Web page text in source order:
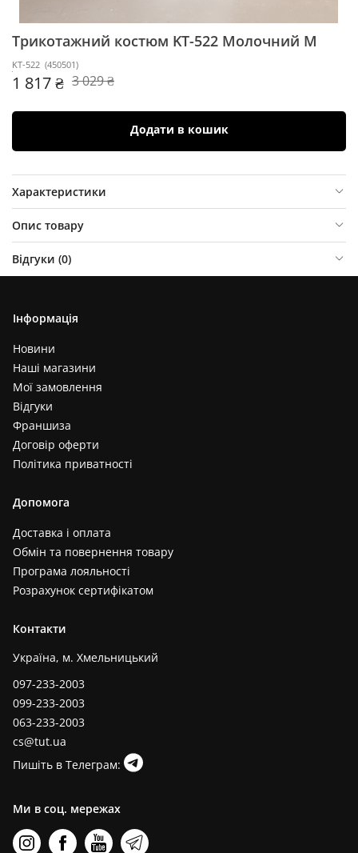
Трикотажний костюм KT-522 Молочний M
KT-522 (450501)
1 817 ₴ 3 029 ₴
Додати в кошик
Характеристики
Опис товару
Відгуки (0)
Інформація
Новини
Наші магазини
Мої замовлення
Відгуки
Франшиза
Договір оферти
Політика приватності
Допомога
Доставка і оплата
Обмін та повернення товару
Програма лояльності
Розрахунок сертифікатом
Контакти
Україна, м. Хмельницький
097-233-2003
099-233-2003
063-233-2003
cs@tut.ua
Пишіть в Телеграм:
Ми в соц. мережах